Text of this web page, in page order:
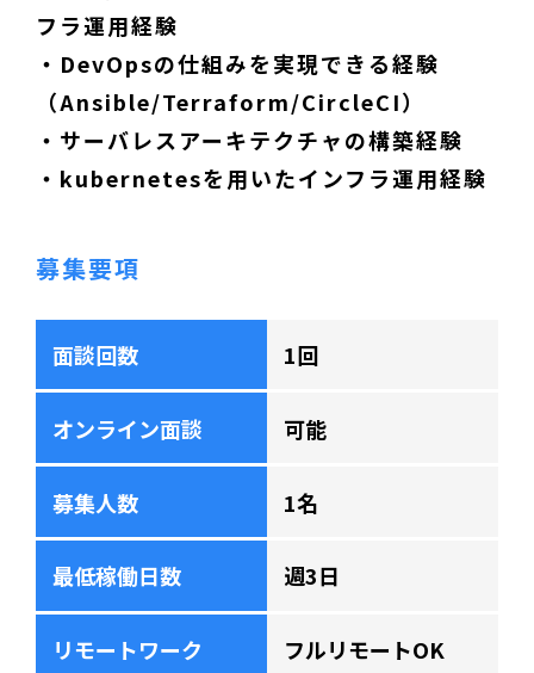
フラ運用経験
・DevOpsの仕組みを実現できる経験
（Ansible/Terraform/CircleCI）
・サーバレスアーキテクチャの構築経験
・kubernetesを用いたインフラ運用経験
募集要項
面談回数 1回
オンライン面談 可能
募集人数 1名
最低稼働日数 週3日
リモートワーク フルリモートOK